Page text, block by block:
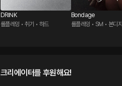
DRINK
롤플레잉 • 취기 • 하드
Bondage
롤플레잉 • SM • 본디지
크리에이터를 후원해요!